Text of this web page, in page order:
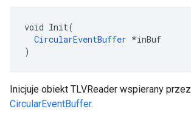
void Init(
CircularEventBuffer *inBuf
)
Inicjuje obiekt TLVReader wspierany przez
CircularEventBuffer.